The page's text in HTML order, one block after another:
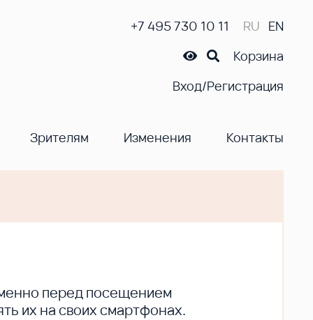
+7 495 730 10 11 RU EN
Корзина
Вход/Регистрация
Зрителям Изменения Контакты
перед посещением
их на своих смартфонах.